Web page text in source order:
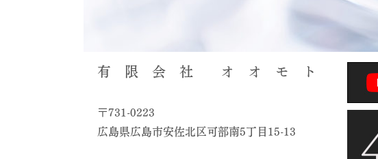
有 限 会 社 オ オ モ ト
〒731-0223
広島県広島市安佐北区可部南5丁目15-13